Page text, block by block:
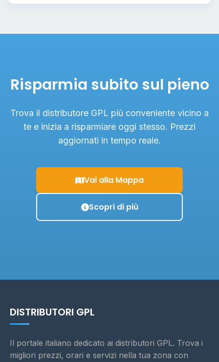
Risparmia subito sul pieno
Trova il distributore GPL più conveniente vicino a
te e inizia a risparmiare oggi stesso. Prezzi
aggiornati in tempo reale.
Vai alla Mappa
Scopri di più
DISTRIBUTORI GPL
Il portale italiano dedicato ai distributori GPL. Trova i
migliori prezzi, orari e servizi nella tua zona con